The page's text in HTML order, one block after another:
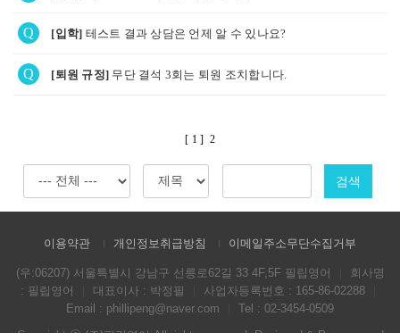
Q [입학] 테스트 결과 상담은 언제 알 수 있나요?
Q [퇴원 규정] 무단 결석 3회는 퇴원 조치합니다.
[ 1 ] 2
검색
이용약관 개인정보취급방침 이메일주소무단수집거부
(우:06207) 서울특별시 강남구 선릉로62길 33 4F,5F 필립영어
회사명
: 필립영어
대표이사 : 박정필 사업자등록번호 : 165-86-02288｜
Email : phillipeng@naver.com
Tel : 02-3454-0509